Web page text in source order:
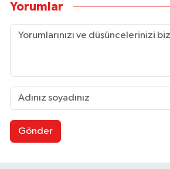
Yorumlar
Gönder